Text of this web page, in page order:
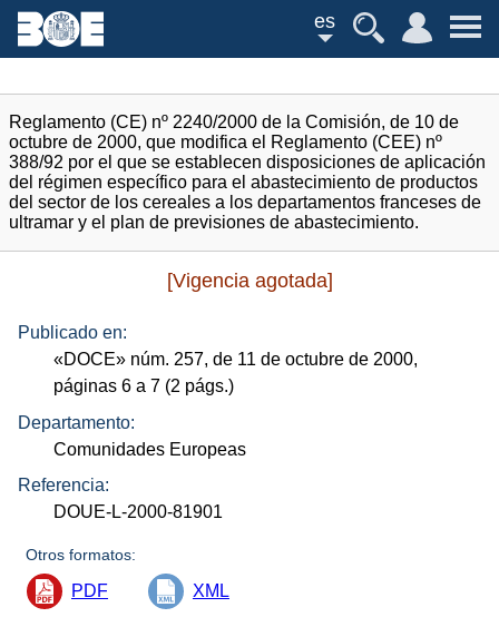
es
Reglamento (CE) nº 2240/2000 de la Comisión, de 10 de
octubre de 2000, que modifica el Reglamento (CEE) nº
388/92 por el que se establecen disposiciones de aplicación
del régimen específico para el abastecimiento de productos
del sector de los cereales a los departamentos franceses de
ultramar y el plan de previsiones de abastecimiento.
[Vigencia agotada]
Publicado en:
«DOCE» núm. 257, de 11 de octubre de 2000,
páginas 6 a 7 (2 págs.)
Departamento:
Comunidades Europeas
Referencia:
DOUE-L-2000-81901
Otros formatos:
PDF XML